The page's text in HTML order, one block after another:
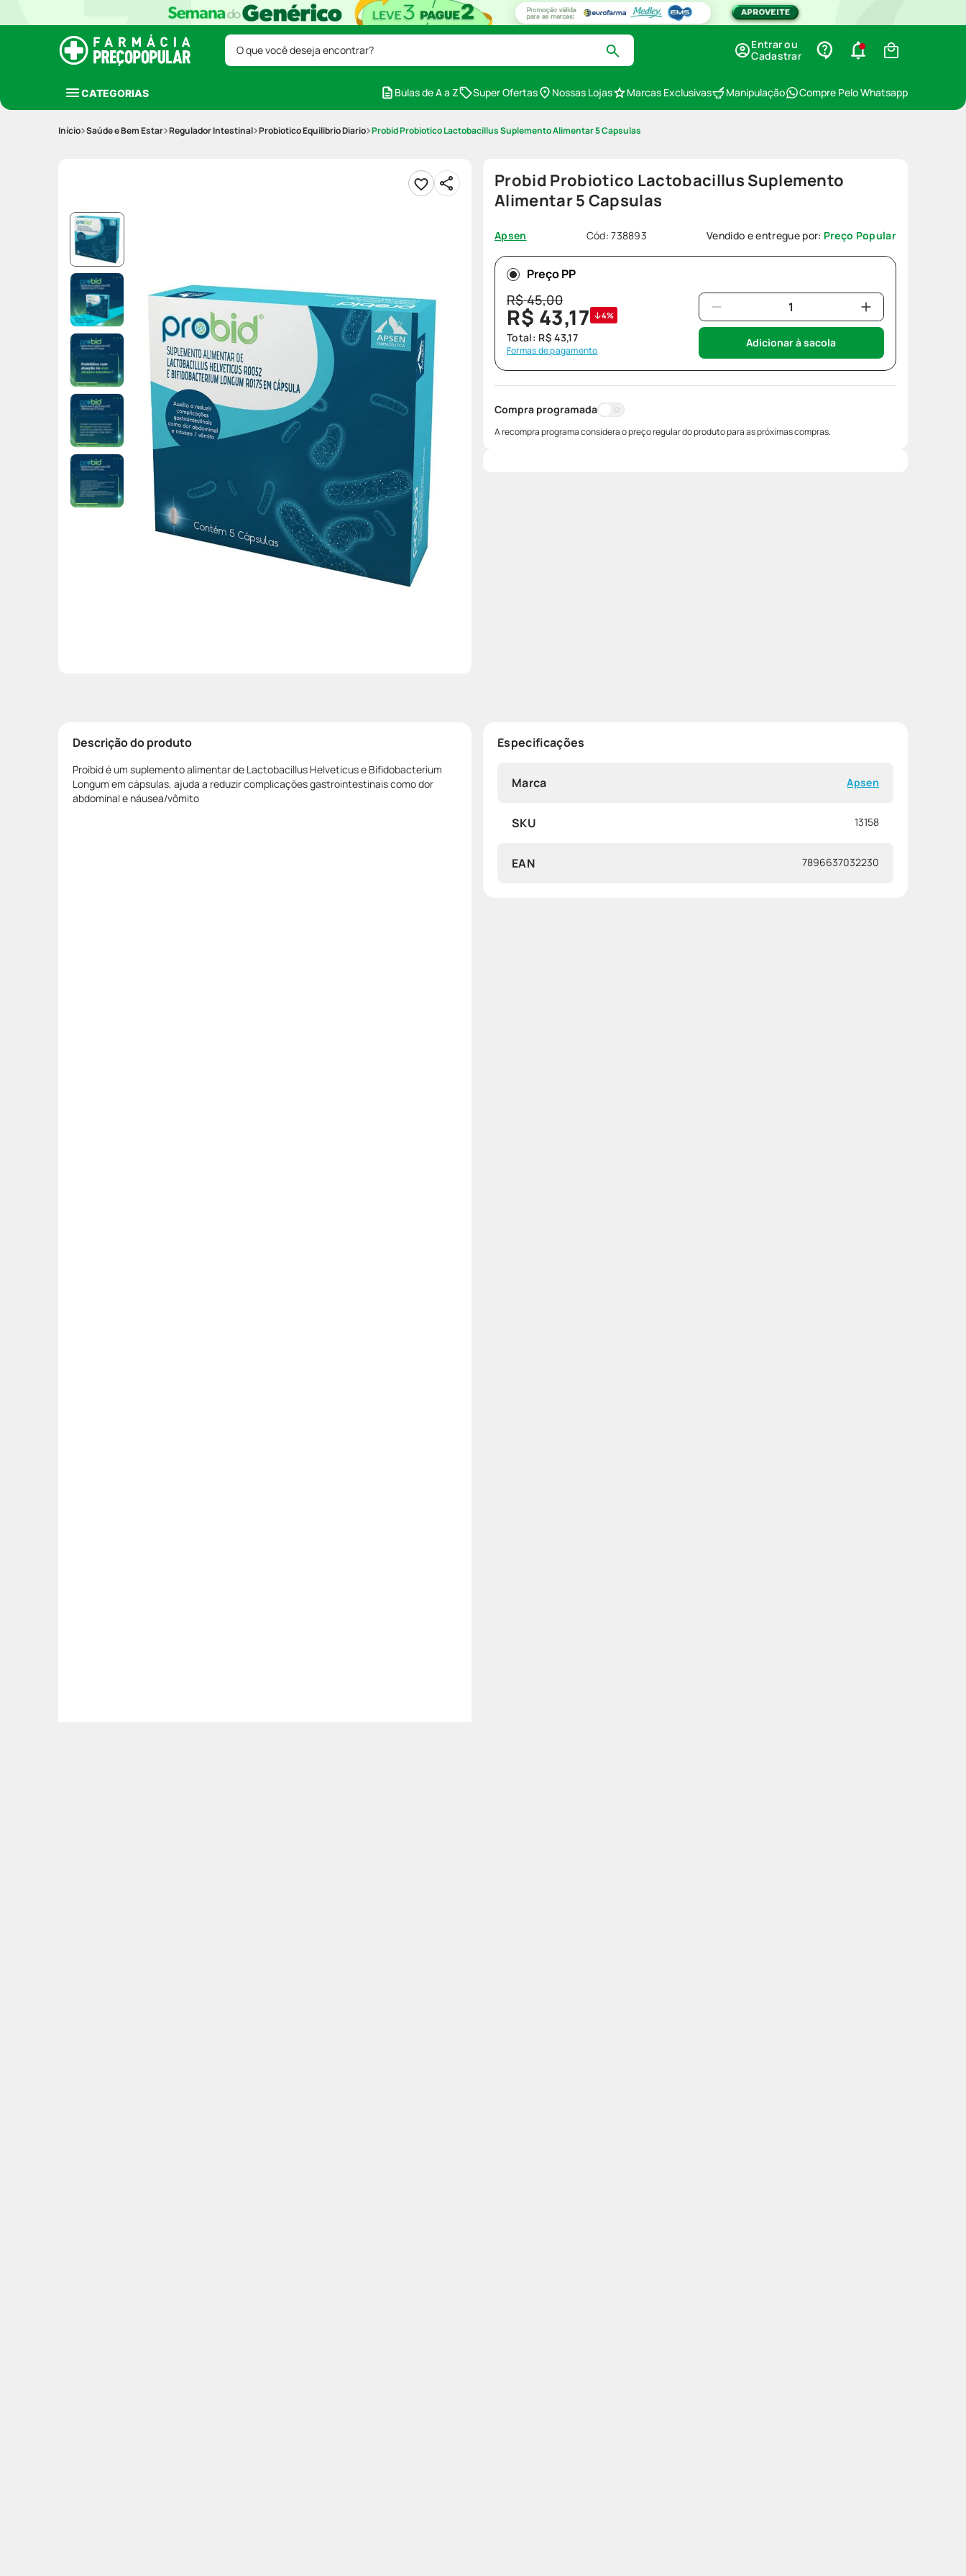
O que você deseja encontrar?
Entrar ou
Cadastrar
CATEGORIAS Bulas de A a Z Super Ofertas Nossas Lojas Marcas Exclusivas Manipulação Compre Pelo Whatsapp
Saúde e Bem Estar Regulador Intestinal Probiotico Equilibrio Diario Probid Probiotico Lactobacillus Suplemento Alimentar 5 Capsulas
Probid Probiotico Lactobacillus Suplemento
Alimentar 5 Capsulas
Apsen Cód:738893 Vendido e entregue por: Preço Popular
Preço PP
R$45,00
R$ 43,17 4%
Total: R$ 43,17
Formas de pagamento
Adicionar à sacola
Compra programada
A recompra programa considera o preço regular do produto para as próximas compras.
Descrição do produto
Proibid é um suplemento alimentar de Lactobacillus Helveticus e Bifidobacterium
Longum em cápsulas, ajuda a reduzir complicações gastrointestinais como dor
abdominal e náusea/vômito
Especificações
Marca Apsen
SKU 13158
EAN 7896637032230